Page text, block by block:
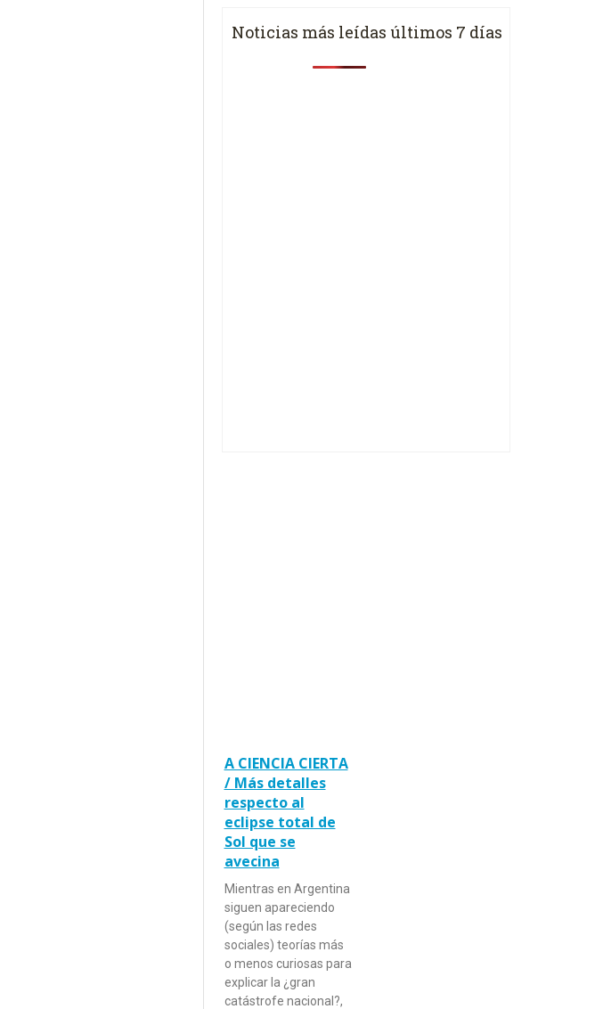
Noticias más leídas últimos 7 días
A CIENCIA CIERTA
/ Más detalles
respecto al
eclipse total de
Sol que se
avecina
Mientras en Argentina
siguen apareciendo
(según las redes
sociales) teorías más
o menos curiosas para
explicar la ¿gran
catástrofe nacional?,